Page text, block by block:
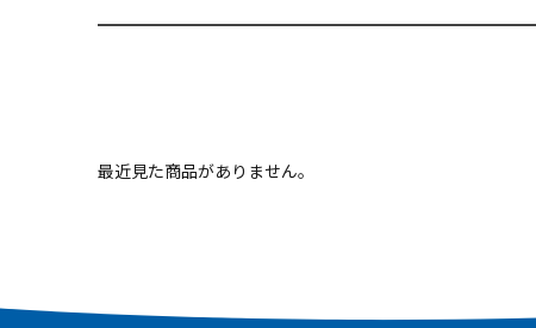
最近見た商品がありません。